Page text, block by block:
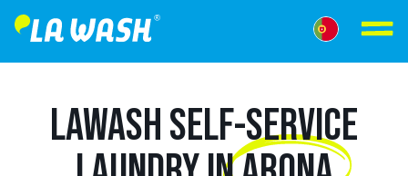
LAWASH SELF-SERVICE